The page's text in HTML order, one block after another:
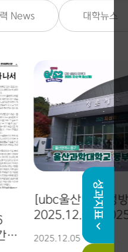
성과지표
사업고도화 및
기술지도
51,245
News 대학뉴스
[ubc울산방송 생
2025.12.05.
2025.12.05